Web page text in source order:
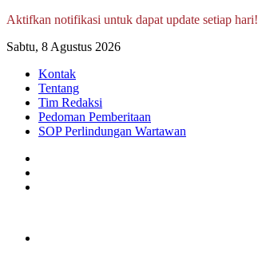
Aktifkan notifikasi untuk dapat update setiap hari!
Sabtu, 8 Agustus 2026
Kontak
Tentang
Tim Redaksi
Pedoman Pemberitaan
SOP Perlindungan Wartawan